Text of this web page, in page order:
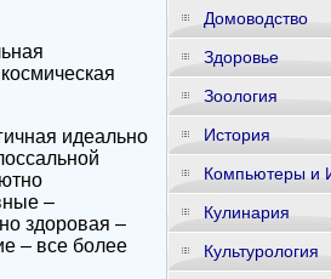
идеально
–
здоровая –
– все более
Домоводство
Здоровье
Зоология
История
Компьютеры и
Кулинария
Культурология